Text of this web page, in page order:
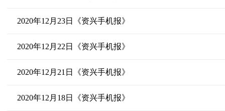
2020年12月23日《资兴手机报》
2020年12月22日《资兴手机报》
2020年12月21日《资兴手机报》
2020年12月18日《资兴手机报》